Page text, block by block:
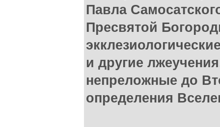
Павла
Пресвятой
и другие
непреложные до
определения